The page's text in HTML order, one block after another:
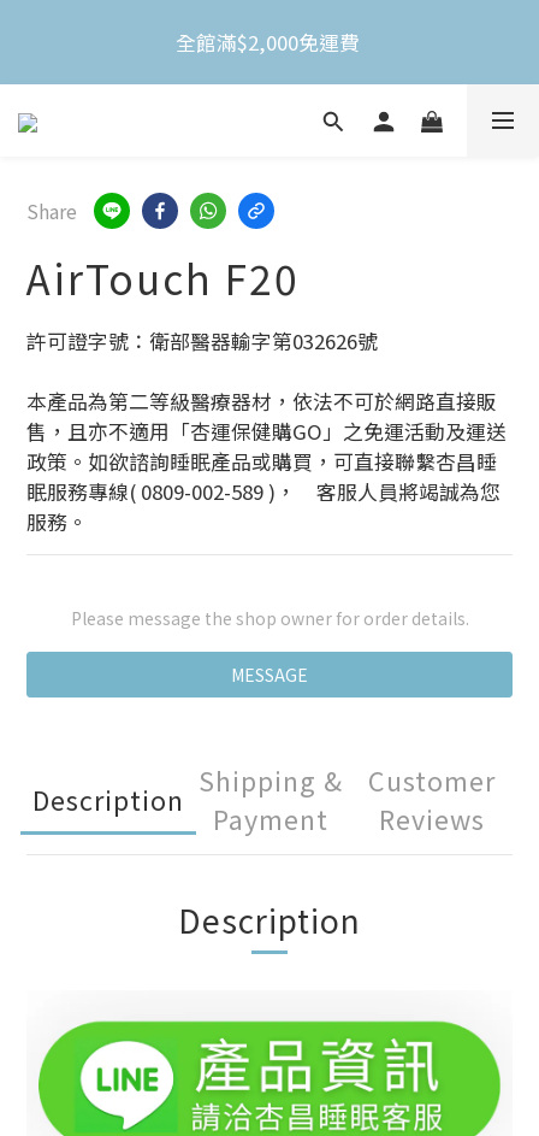
全館滿$2,000免運費
全館滿$2,000免運費
不限金額買就送3M Nexcare人工皮防水透氣繃(體驗
全館滿$2,000免運費
Share
AirTouch F20
許可證字號：衛部醫器輸字第032626號
本產品為第二等級醫療器材，依法不可於網路直接販
售，且亦不適用「杏運保健購GO」之免運活動及運送
政策。如欲諮詢睡眠產品或購買，可直接聯繫杏昌睡
眠服務專線( 0809-002-589 )，　客服人員將竭誠為您
服務。
Please message the shop owner for order details.
MESSAGE
Description
Shipping &
Payment
Customer
Reviews
Description